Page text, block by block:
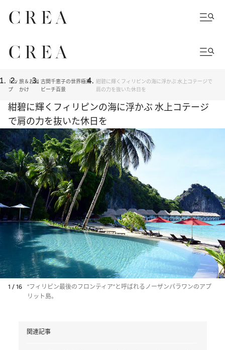
トッ
プ
旅＆お出
かけ
古関千恵子の世界極楽
ビーチ百景
紺碧に輝くフィリピンの海に浮かぶ 水上コテージで
肩の力を抜いた休日を
紺碧に輝くフィリピンの海に浮かぶ 水上コテージ
で肩の力を抜いた休日を
1 / 16
“フィリピン最後のフロンティア”と呼ばれるノーザンパラワンのアプ
リット島。
関連記事